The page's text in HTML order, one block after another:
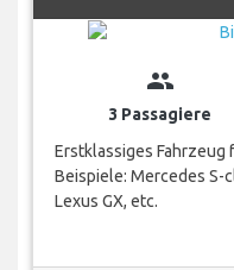
group
3 Passagiere
Erstklassiges Fahrzeug
Beispiele: Mercedes S-
Lexus GX, etc.